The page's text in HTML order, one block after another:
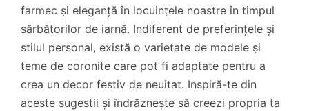
farmec și eleganță în locuințele noastre în timpul
sărbătorilor de iarnă. Indiferent de preferințele și
stilul personal, există o varietate de modele și
teme de coronite care pot fi adaptate pentru a
crea un decor festiv de neuitat. Inspiră-te din
aceste sugestii și îndrăznește să creezi propria ta